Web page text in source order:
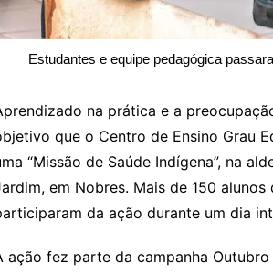
Estudantes e equipe pedagógica
na prática e a
que o Centro de Ensino Grau
“Missão de Saúde Indígena”, na
em Nobres. Mais de 150
da ação durante um dia
ação fez parte da campanha